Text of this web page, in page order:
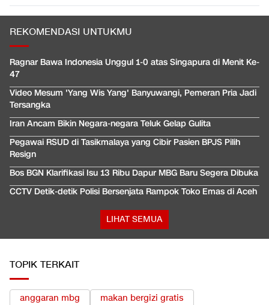
REKOMENDASI UNTUKMU
Ragnar Bawa Indonesia Unggul 1-0 atas Singapura di Menit Ke-
47
Video Mesum 'Yang Wis Yang' Banyuwangi, Pemeran Pria Jadi
Tersangka
Iran Ancam Bikin Negara-negara Teluk Gelap Gulita
Pegawai RSUD di Tasikmalaya yang Cibir Pasien BPJS Pilih
Resign
Bos BGN Klarifikasi Isu 13 Ribu Dapur MBG Baru Segera Dibuka
CCTV Detik-detik Polisi Bersenjata Rampok Toko Emas di Aceh
LIHAT SEMUA
TOPIK TERKAIT
anggaran mbg
makan bergizi gratis